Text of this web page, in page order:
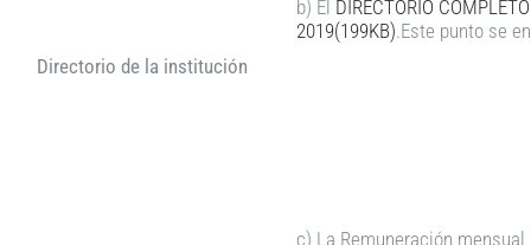
Directorio de la institución
b) El DIRECTORIO
2019(199KB).Este punto se
c) La Remuneración